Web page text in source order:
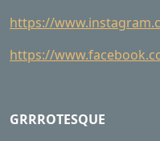
https://
https://
GRRROTESQUE